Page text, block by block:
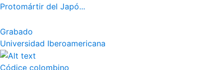
Protomártir del Japó...
Grabado
Universidad Iberoamericana
Códice colombino